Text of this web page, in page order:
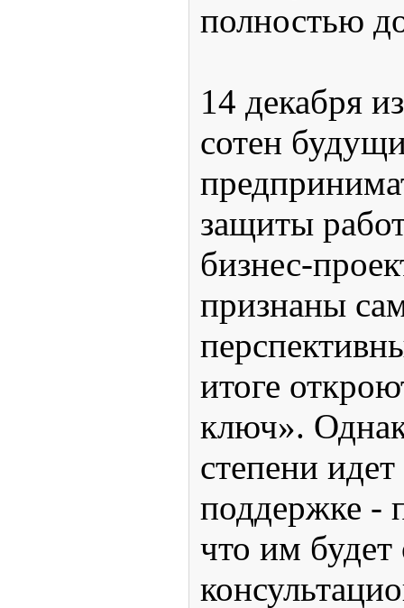
полностью
14 декабря
сотен
защиты
бизнес-
признаны
итоге
ключ».
степени
поддержке -
что им будет